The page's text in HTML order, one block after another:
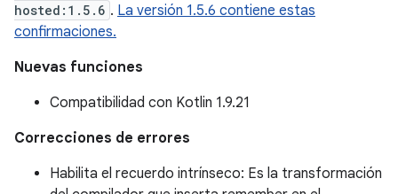
hosted:1.5.6 . La versión 1.5.6 contiene estas
confirmaciones.
Nuevas funciones
Compatibilidad con Kotlin 1.9.21
Correcciones de errores
Habilita el recuerdo intrínseco: Es la transformación